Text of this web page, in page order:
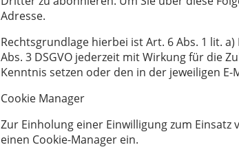
Adresse.
Rechtsgrundlage hierbei ist Art. 6 Abs. 1 lit.
Abs. 3 DSGVO jederzeit mit Wirkung für die
Kenntnis setzen oder den in der jeweiligen
Cookie Manager
Zur Einholung einer Einwilligung zum
einen Cookie-Manager ein.